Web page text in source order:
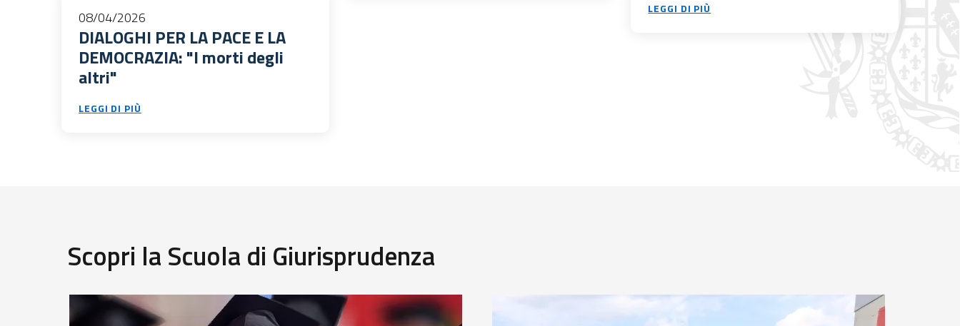
08/04/2026
DIALOGHI PER LA PACE E LA
DEMOCRAZIA: "I morti degli
altri"
LEGGI DI PIÙ
LEGGI DI PIÙ
Scopri la Scuola di Giurisprudenza